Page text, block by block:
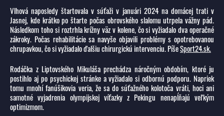
Vlhová naposledy štartovala v súťaži v januári 2024 na domácej trati v
Jasnej, kde krátko po štarte počas obrovského slalomu utrpela vážny pád.
Následkom toho si roztrhla krížny väz v kolene, čo si vyžiadalo dva operačné
zákroky. Počas rehabilitácie sa navyše objavili problémy s opotrebovanou
chrupavkou, čo si vyžiadalo ďalšiu chirurgickú intervenciu. PíšeSport24.sk.
Rodáčka z Liptovského Mikuláša prechádza náročným obdobím, ktoré ju
postihlo aj po psychickej stránke a vyžiadalo si odbornú podporu. Napriek
tomu mnohí fanúšikovia veria, že sa do súťažného kolotoča vráti, hoci ani
samotné vyjadrenia olympijskej víťazky z Pekingu nenapĺňajú veľkým
optimizmom.